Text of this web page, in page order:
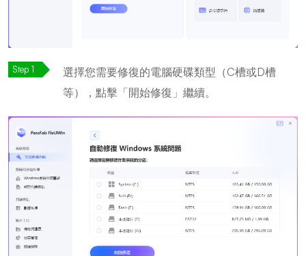
選擇您需要修復的電腦硬碟類型（C槽或D槽
等），點擊「開始修復」繼續。